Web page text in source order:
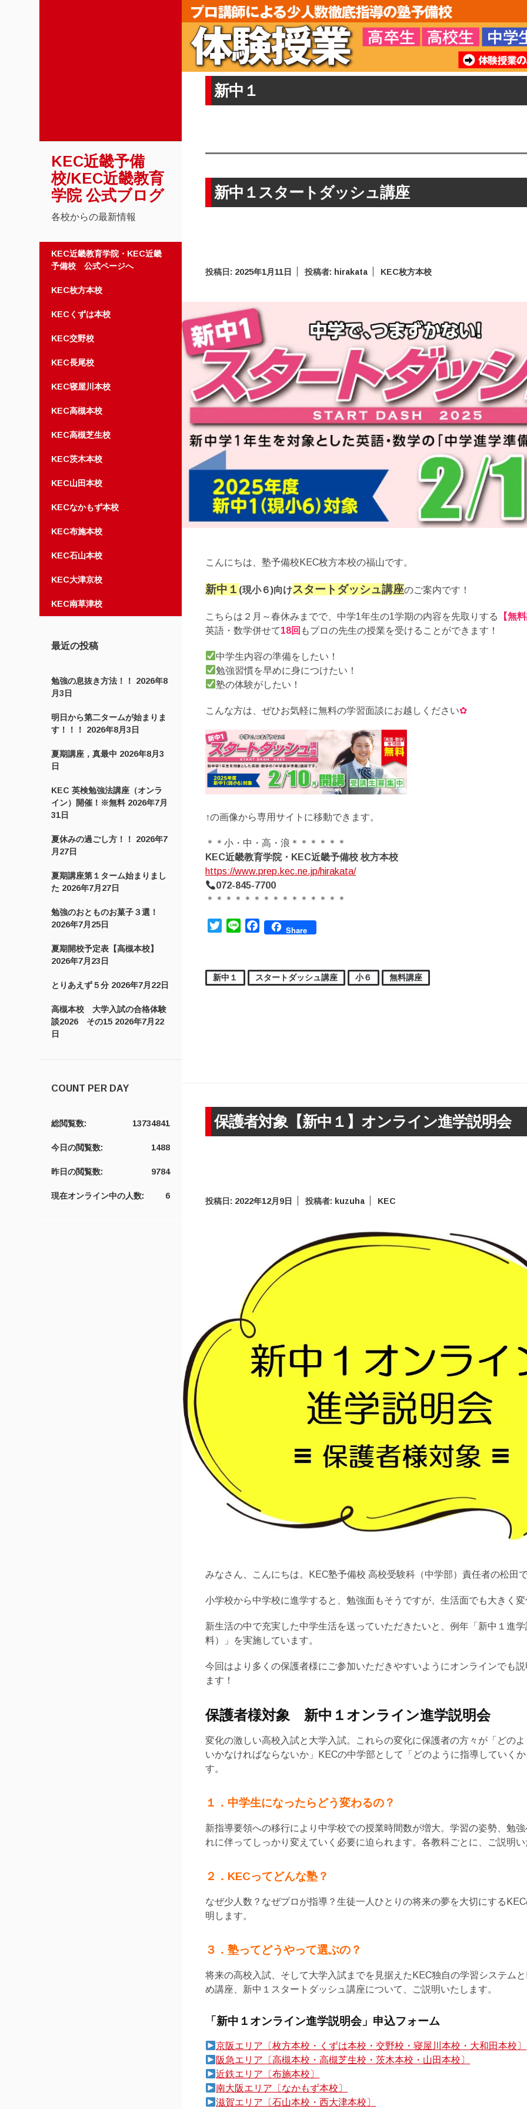
KEC近畿予備
校/KEC近畿教育
学院 公式ブログ
各校からの最新情報
コンテンツへスキップ
KEC近畿教育学院・KEC近畿
予備校 公式ページへ
KEC枚方本校
KECくずは本校
KEC交野校
KEC長尾校
KEC寝屋川本校
KEC高槻本校
KEC高槻芝生校
KEC茨木本校
KEC山田本校
KECなかもず本校
KEC布施本校
KEC石山本校
KEC大津京校
KEC南草津校
最近の投稿
勉強の息抜き方法！！
2026年8
月3日
明日から第二タームが始まりま
す！！！
2026年8月3日
夏期講座，真最中 2026年8月3
日
KEC 英検勉強法講座（オンラ
イン）開催！※無料 2026年7月
31日
夏休みの過ごし方！！
2026年7
月27日
夏期講座第１ターム始まりまし
た 2026年7月27日
勉強のおとものお菓子３選！
2026年7月25日
夏期開校予定表【高槻本校】
2026年7月23日
とりあえず５分 2026年7月22日
高槻本校 大学入試の合格体験
談2026 その15 2026年7月22
日
COUNT PER DAY
13734841
総閲覧数:
1488
今日の閲覧数:
9784
昨日の閲覧数:
6
現在オンライン中の人数:
新中１
新中１スタートダッシュ講座
投稿日: 2025年1月11日 投稿者: hirakata KEC枚方本校
こんにちは、塾予備校KEC枚方本校の福山です。
新中１ (現小６)向けスタートダッシュ講座のご案内です！
こちらは２月～春休みまでで、中学1年生の1学期の内容を先取りする
【無
英語・数学併せて18回 もプロの先生の授業を受けることができます！
中学生内容の準備をしたい！
勉強習慣を早めに身につけたい！
塾の体験がしたい！
こんな方は、ぜひお気軽に無料の学習面談にお越しください✿
↑の画像から専用サイトに移動できます。
＊＊小・中・高・浪＊＊＊＊＊＊
KEC近畿教育学院・KEC近畿予備校 枚方本校
https://www.prep.kec.ne.jp/hirakata/
072-845-7700
＊＊＊＊＊＊＊＊＊＊＊＊＊＊＊
TwitterLine FacebookShare
新中１ スタートダッシュ講座 小６ 無料講座
保護者対象【新中１】オンライン進学説明会
投稿日: 2022年12月9日 投稿者: kuzuha KEC
みなさん、こんにちは。KEC塾予備校 高校受験科（中学部）責任者の松田
小学校から中学校に進学すると、勉強面もそうですが、生活面でも大きく
新生活の中で充実した中学生活を送っていただきたいと、例年「新中１進
料）」を実施しています。
今回はより多くの保護者様にご参加いただきやすいようにオンラインでも
ます！
保護者様対象 新中１オンライン進学説明会
変化の激しい高校入試と大学入試。これらの変化に保護者の方々が「どの
いかなければならないか」KECの中学部として「どのように指導していく
す。
１．中学生になったらどう変わるの？
新指導要領への移行により中学校での授業時間数が増大。学習の姿勢、勉
れに伴ってしっかり変えていく必要に迫られます。各教科ごとに、ご説明
２．KECってどんな塾？
なぜ少人数？なぜプロが指導？生徒一人ひとりの将来の夢を大切にする
明します。
３．塾ってどうやって選ぶの？
将来の高校入試、そして大学入試までを見据えたKEC独自の学習システム
め講座、新中１スタートダッシュ講座について、ご説明いたします。
「新中１オンライン進学説明会」申込フォーム
京阪エリア〔枚方本校・くずは本校・交野校・寝屋川本校・大和田本校〕
阪急エリア〔高槻本校・高槻芝生校・茨木本校・山田本校〕
近鉄エリア〔布施本校〕
南大阪エリア〔なかもず本校〕
滋賀エリア〔石山本校・西大津本校〕